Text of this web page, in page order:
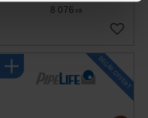
favorit
8 076 KR
Gem
BEGÄR OFFERT